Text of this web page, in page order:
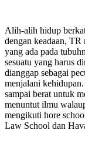
Alih-alih hidup
dengan keadaan,
yang ada pada
sesuatu yang harus
dianggap sebagai
menjalani
sampai berat untuk
menuntut ilmu
mengikuti hore
Law School dan